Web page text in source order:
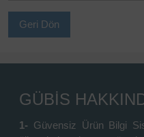
Geri Dön
GÜBİS
1- Güvensiz Ürün Bilgi